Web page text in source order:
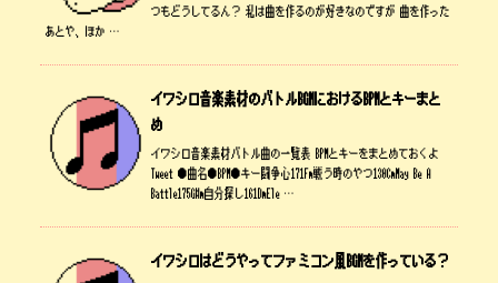
つもどうしてるん？ 私は曲を作るのが好きなのですが 曲を作った
あとや、ほか …
イワシロ音楽素材のバトルBGMにおけるBPMとキーまと
め
イワシロ音楽素材バトル曲の一覧表 BPMとキーをまとめておくよ
Tweet ●曲名●BPM●キー闘争心171Fm戦う時のやつ130CmMay Be A
Battle175G#m自分探し161DmEle …
イワシロはどうやってファミコン風BGMを作っている？